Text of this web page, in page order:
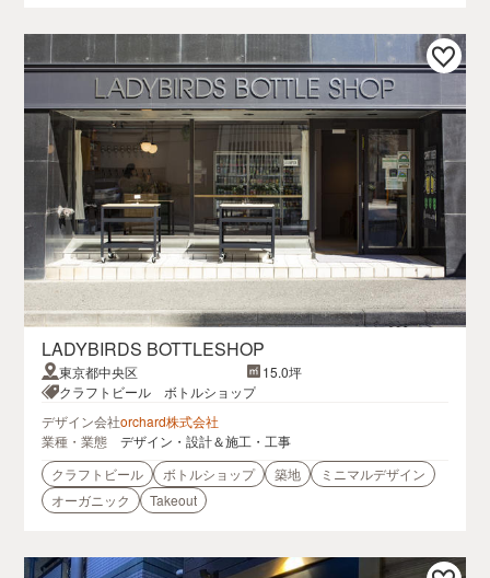
LADYBIRDS BOTTLESHOP
東京都中央区
15.0坪
クラフトビール ボトルショップ
デザイン会社orchard株式会社
業種・業態
デザイン・設計＆施工・工事
クラフトビール
ボトルショップ 築地
ミニマルデザイン
オーガニック
Takeout